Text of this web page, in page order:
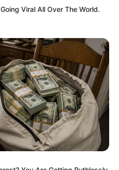
Say Memory Loss Isn't
These 3 Beverages
Viral All Over The World.